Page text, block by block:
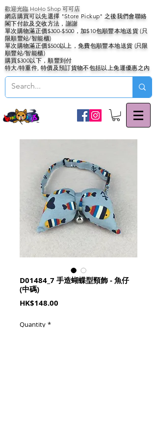
歡迎光臨 HoHo Shop 可可店
網店購買可以先選擇 "Store Pickup" 之後我們會聯絡
閣下付款及交收方法，謝謝
單次購物滿正價$300-$500，加$10包順豐本地送貨 (只
限順豐站/智能櫃)
單次購物滿正價$500以上，免費包順豐本地送貨 (只限
順豐站/智能櫃)
購買$300以下，順豐到付
特大/特重件, 特價及預訂貨物不包括以上免運優惠之內
D01484_7 手造蝴蝶型頸飾 - 魚仔
(中碼)
HK$148.00
Quantity *